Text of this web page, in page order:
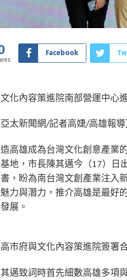
Facebook
化內容策進院南部營運中心
亞太新聞網/記
高雄成為台灣文化創意產業
地，市長陳其邁今（17）日
，盼為南台灣文創產業注入
力與潛力，推介高雄是最好
展。
市府與文化內容策進院簽署
邁致詞時首先細數高雄多項